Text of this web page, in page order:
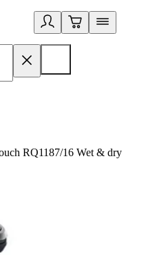
RQ1187/16 Wet & dry